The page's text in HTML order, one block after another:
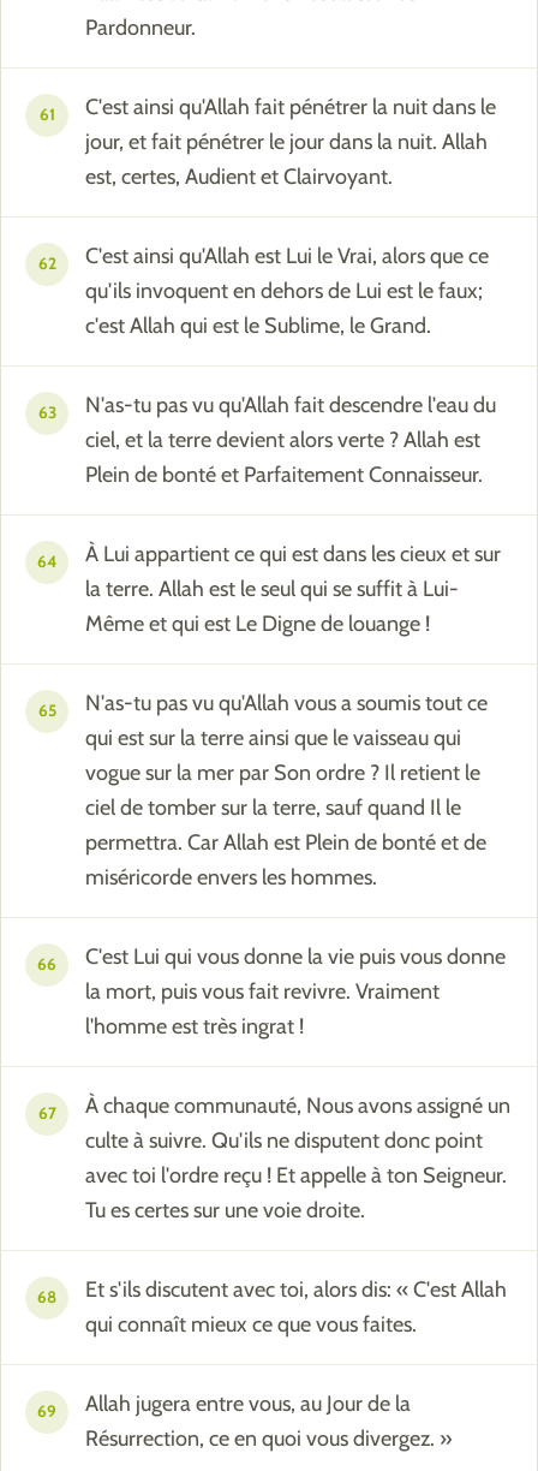
Pardonneur.
61
C'est ainsi qu'Allah fait pénétrer la nuit dans le
jour, et fait pénétrer le jour dans la nuit. Allah
est, certes, Audient et Clairvoyant.
62
C'est ainsi qu'Allah est Lui le Vrai, alors que ce
qu'ils invoquent en dehors de Lui est le faux;
c'est Allah qui est le Sublime, le Grand.
63
N'as-tu pas vu qu'Allah fait descendre l'eau du
ciel, et la terre devient alors verte ? Allah est
Plein de bonté et Parfaitement Connaisseur.
64
À Lui appartient ce qui est dans les cieux et sur
la terre. Allah est le seul qui se suffit à Lui-
Même et qui est Le Digne de louange !
65
N'as-tu pas vu qu'Allah vous a soumis tout ce
qui est sur la terre ainsi que le vaisseau qui
vogue sur la mer par Son ordre ? Il retient le
ciel de tomber sur la terre, sauf quand Il le
permettra. Car Allah est Plein de bonté et de
miséricorde envers les hommes.
66
C'est Lui qui vous donne la vie puis vous donne
la mort, puis vous fait revivre. Vraiment
l'homme est très ingrat !
67
À chaque communauté, Nous avons assigné un
culte à suivre. Qu'ils ne disputent donc point
avec toi l'ordre reçu ! Et appelle à ton Seigneur.
Tu es certes sur une voie droite.
68
Et s'ils discutent avec toi, alors dis: « C'est Allah
qui connaît mieux ce que vous faites.
69
Allah jugera entre vous, au Jour de la
Résurrection, ce en quoi vous divergez. »